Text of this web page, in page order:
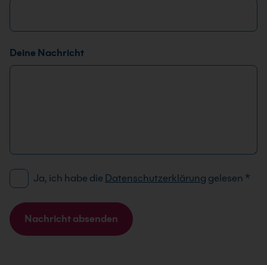
Deine Nachricht
E
-
M
a
D
S
G
V
O
Ja, ich habe die Datenschutzerklärung gelesen *
Nachricht absenden